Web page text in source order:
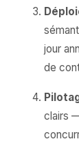
jour
de
clairs